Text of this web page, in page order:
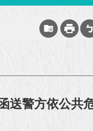
送警方依公共